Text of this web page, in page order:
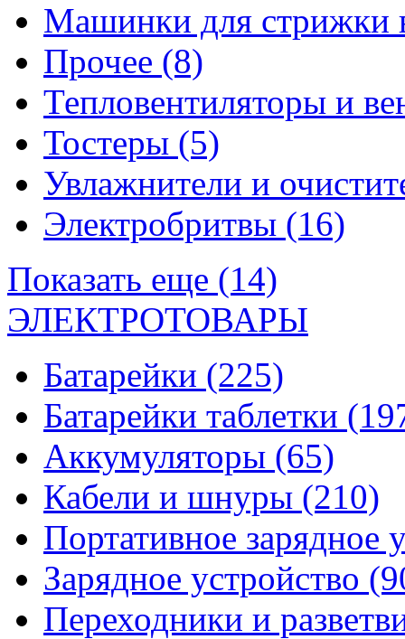
Машинки для стрижки
Прочее (8)
Тепловентиляторы и
Тостеры (5)
Увлажнители и
Электробритвы (16)
Показать еще (14)
ЭЛЕКТРОТОВАРЫ
Батарейки (225)
Батарейки таблетки
Аккумуляторы (65)
Кабели и шнуры (210)
Портативное зарядное
Зарядное устройство
Переходники и